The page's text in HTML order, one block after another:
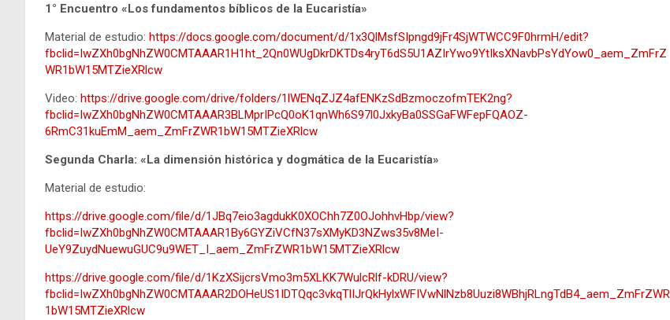
1° Encuentro «Los fundamentos bíblicos de la Eucaristía»
Material de estudio: https://docs.google.com/document/d/1x3QlMsfSIpngd9jFr4SjWTWCC9F0hrmH/edit?
fbclid=IwZXh0bgNhZW0CMTAAAR1H1ht_2Qn0WUgDkrDKTDs4ryT6dS5U1AZIrYwo9YtIksXNavbPsYdYow0_aem_ZmFrZ
WR1bW15MTZieXRlcw
Video: https://drive.google.com/drive/folders/1lWENqZJZ4afENKzSdBzmoczofmTEK2ng?
fbclid=IwZXh0bgNhZW0CMTAAAR3BLMprIPcQ0oK1qnWh6S97l0JxkyBa0SSGaFWFepFQAOZ-
6RmC31kuEmM_aem_ZmFrZWR1bW15MTZieXRlcw
Segunda Charla: «La dimensión histórica y dogmática de la Eucaristía»
Material de estudio:
https://drive.google.com/file/d/1JBq7eio3agdukK0XOChh7Z0OJohhvHbp/view?
fbclid=IwZXh0bgNhZW0CMTAAAR1By6GYZiVCfN37sXMyKD3NZws35v8MeI-
UeY9ZuydNuewuGUC9u9WET_I_aem_ZmFrZWR1bW15MTZieXRlcw
https://drive.google.com/file/d/1KzXSijcrsVmo3m5XLKK7WulcRlf-kDRU/view?
fbclid=IwZXh0bgNhZW0CMTAAAR2DOHeUS1IDTQqc3vkqTlIJrQkHylxWFIVwNlNzb8Uuzi8WBhjRLngTdB4_aem_ZmFrZWR
1bW15MTZieXRlcw